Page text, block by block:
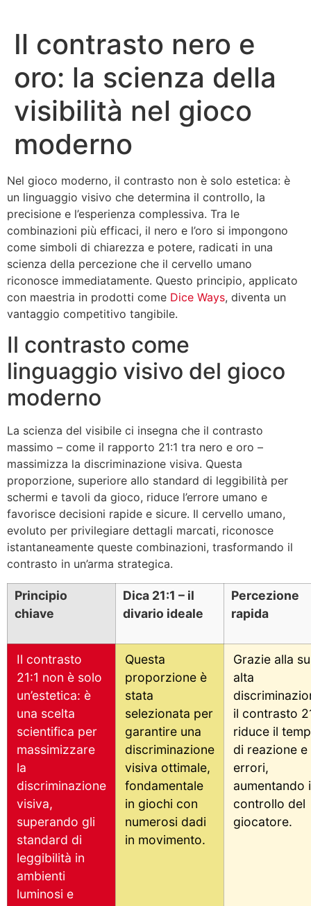
Il contrasto nero e
oro: la scienza della
visibilità nel gioco
moderno
Nel gioco moderno, il contrasto non è solo estetica: è
un linguaggio visivo che determina il controllo, la
precisione e l’esperienza complessiva. Tra le
combinazioni più efficaci, il nero e l’oro si impongono
come simboli di chiarezza e potere, radicati in una
scienza della percezione che il cervello umano
riconosce immediatamente. Questo principio, applicato
con maestria in prodotti come Dice Ways, diventa un
vantaggio competitivo tangibile.
Il contrasto come
linguaggio visivo del gioco
moderno
La scienza del visibile ci insegna che il contrasto
massimo – come il rapporto 21:1 tra nero e oro –
massimizza la discriminazione visiva. Questa
proporzione, superiore allo standard di leggibilità per
schermi e tavoli da gioco, riduce l’errore umano e
favorisce decisioni rapide e sicure. Il cervello umano,
evoluto per privilegiare dettagli marcati, riconosce
istantaneamente queste combinazioni, trasformando il
contrasto in un’arma strategica.
Principio
chiave
Dica 21:1 – il
divario ideale
Percezione
rapida
Il contrasto
21:1 non è solo
un’estetica: è
una scelta
scientifica per
massimizzare
la
discriminazione
visiva,
superando gli
standard di
leggibilità in
ambienti
luminosi e
Questa
proporzione è
stata
selezionata per
garantire una
discriminazione
visiva ottimale,
fondamentale
in giochi con
numerosi dadi
in movimento.
Grazie alla
alta
il contrasto
riduce il
di reazione e
errori,
aumentando
controllo del
giocatore.